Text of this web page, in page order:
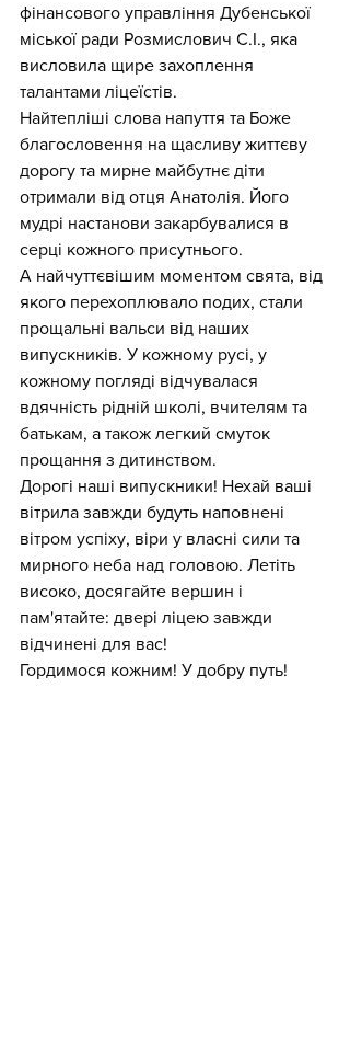
фінансового управління Дубенської
міської ради Розмислович С.І., яка
висловила щире захоплення
талантами ліцеїстів.
Найтепліші слова напуття та Боже
благословення на щасливу життєву
дорогу та мирне майбутнє діти
отримали від отця Анатолія. Його
мудрі настанови закарбувалися в
серці кожного присутнього.
А найчуттєвішим моментом свята, від
якого перехоплювало подих, стали
прощальні вальси від наших
випускників. У кожному русі, у
кожному погляді відчувалася
вдячність рідній школі, вчителям та
батькам, а також легкий смуток
прощання з дитинством.
Дорогі наші випускники! Нехай ваші
вітрила завжди будуть наповнені
вітром успіху, віри у власні сили та
мирного неба над головою. Летіть
високо, досягайте вершин і
пам'ятайте: двері ліцею завжди
відчинені для вас!
Гордимося кожним! У добру путь!